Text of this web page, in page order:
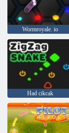
Wormroyale. io
Had cikcak